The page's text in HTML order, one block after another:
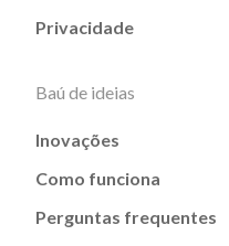
Privacidade
Baú de ideias
Inovações
Como funciona
Perguntas frequentes